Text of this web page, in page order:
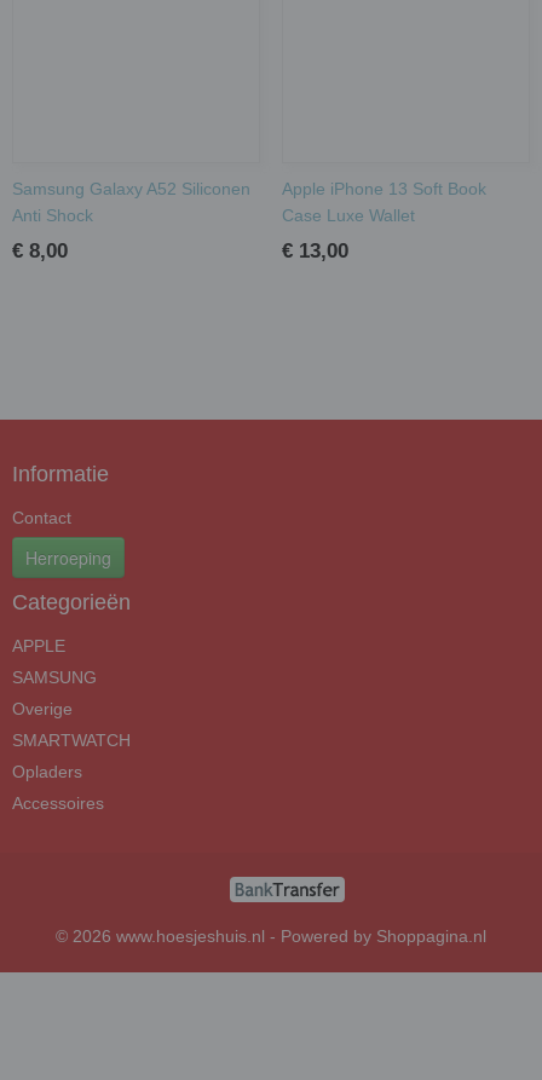
Samsung Galaxy A52 Siliconen
Anti Shock
€ 8,00
Apple iPhone 13 Soft Book
Case Luxe Wallet
€ 13,00
Informatie
Contact
Herroeping
Categorieën
APPLE
SAMSUNG
Overige
SMARTWATCH
Opladers
Accessoires
© 2026 www.hoesjeshuis.nl - Powered by Shoppagina.nl